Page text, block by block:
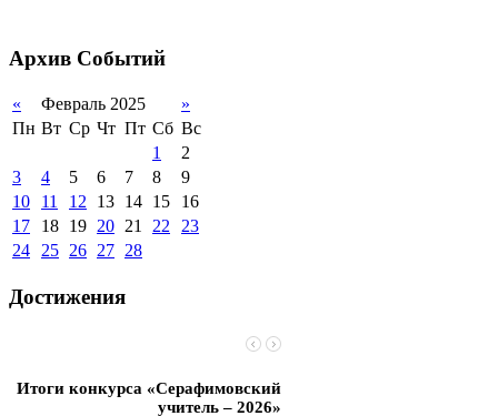
Архив Событий
« Февраль 2025
»
Пн Вт Ср Чт Пт Сб Вс
1
2
3
4 5 6 7 8
9
10
11 12 13 14 15
16
17
18 19 20 21 22 23
24 25 26 27 28
Достижения
Итоги конкурса «Серафимовский
учитель – 2026»